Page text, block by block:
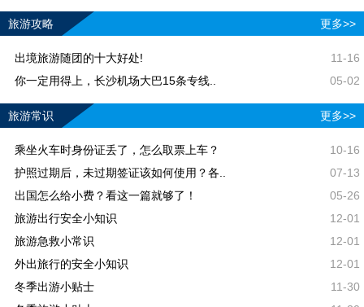
旅游攻略 更多>>
出境旅游随团的十大好处!
11-16
你一定用得上，长沙机场大巴15条专线..
05-02
旅游常识 更多>>
乘坐火车时身份证丢了，怎么取票上车？
10-16
护照过期后，未过期签证该如何使用？各..
07-13
出国怎么给小费？看这一篇就够了！
05-26
旅游出行安全小知识
12-01
旅游急救小常识
12-01
外出旅行的安全小知识
12-01
冬季出游小贴士
11-30